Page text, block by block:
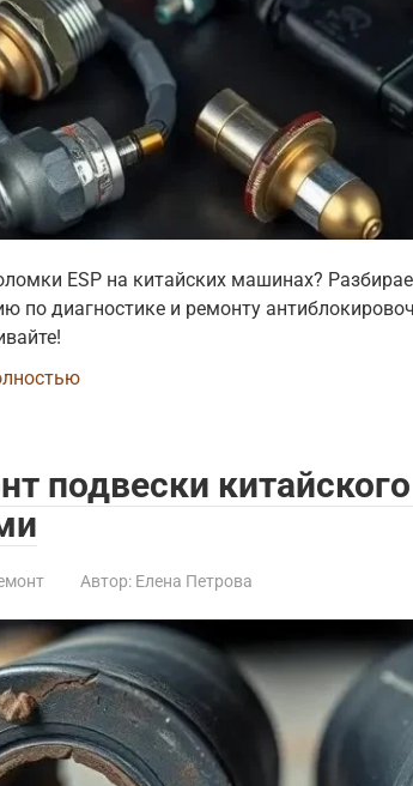
ESP на китайских машинах?
по диагностике и ремонту
подвески
Автор: Елена Петрова